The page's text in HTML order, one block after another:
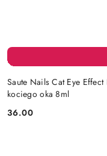
Saute Nails Cat Eye
kociego oka 8ml
Cena:
36.00